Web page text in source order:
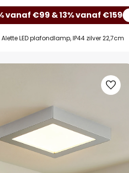
vanaf €99 & 13% vanaf €159
Alette LED plafondlamp, IP44 zilver 22,7cm